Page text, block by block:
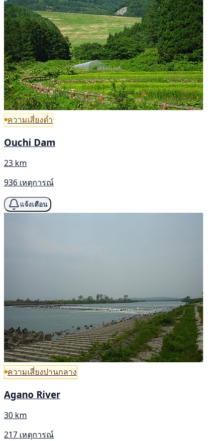
ความเสี่ยงต่ำ
Ouchi Dam
23 km
936 เหตุการณ์
แจ้งเตือน
ความเสี่ยงปานกลาง
Agano River
30 km
217 เหตุการณ์